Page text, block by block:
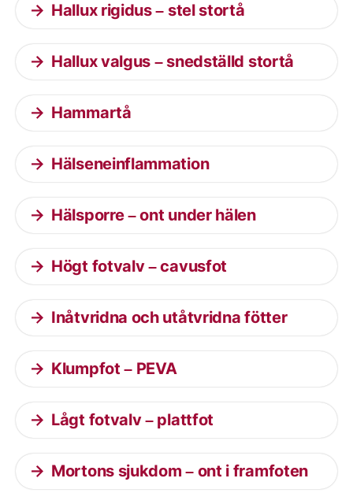
Hallux rigidus – stel stortå
Hallux valgus – snedställd stortå
Hammartå
Hälseneinflammation
Hälsporre – ont under hälen
Högt fotvalv – cavusfot
Inåtvridna och utåtvridna fötter
Klumpfot – PEVA
Lågt fotvalv – plattfot
Mortons sjukdom – ont i framfoten